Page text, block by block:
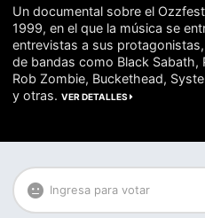
Un documental sobre el
1999, en el que la música se
entrevistas a sus
de bandas como Black Sabath,
Rob Zombie, Buckethead,
y otras.VER DETALLES
Ingresa para votar